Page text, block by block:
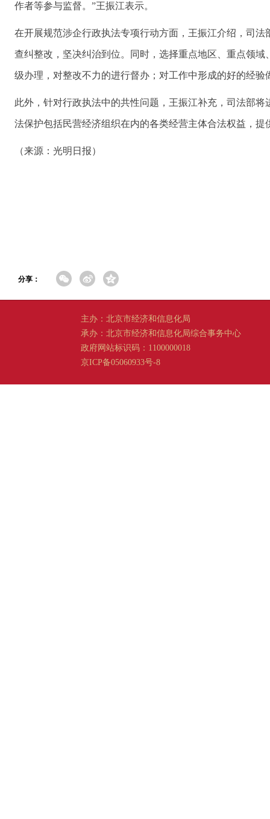
作者等参与监督。”王振江表示。
在开展规范涉企行政执法专项行动方面，王振江介绍，司
查纠整改，坚决纠治到位。同时，选择重点地区、重点领
级办理，对整改不力的进行督办；对工作中形成的好的经
此外，针对行政执法中的共性问题，王振江补充，司法部
法保护包括民营经济组织在内的各类经营主体合法权益，提
（来源：光明日报）
分享：
主办：北京市经济和信息化局
承办：北京市经济和信息化局综合事务中心
政府网站标识码：1100000018
京ICP备05060933号-8